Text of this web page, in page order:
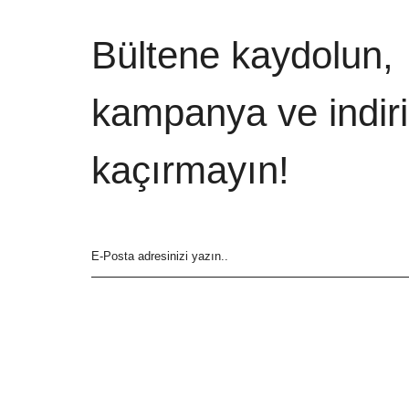
Bültene kaydolun,
kampanya ve
kaçırmayın!